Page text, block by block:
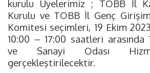
kurulu Üyelerimiz ; TOBB İl
Kurulu ve TOBB İl Genç
Komitesi seçimleri, 19 Ekim
10:00 – 17:00 saatleri
ve Sanayi Odası
gerçekleştirilecektir.